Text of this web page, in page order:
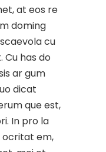
at eos re
doming
cu
Cu has do
ar gum
dicat
que est,
In pro la
ocritat em,